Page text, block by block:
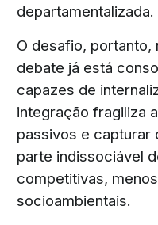
departamentalizada.
O desafio,
debate já está
capazes de
integração fragiliza
passivos e capturar
parte indissociável
competitivas,
socioambientais.